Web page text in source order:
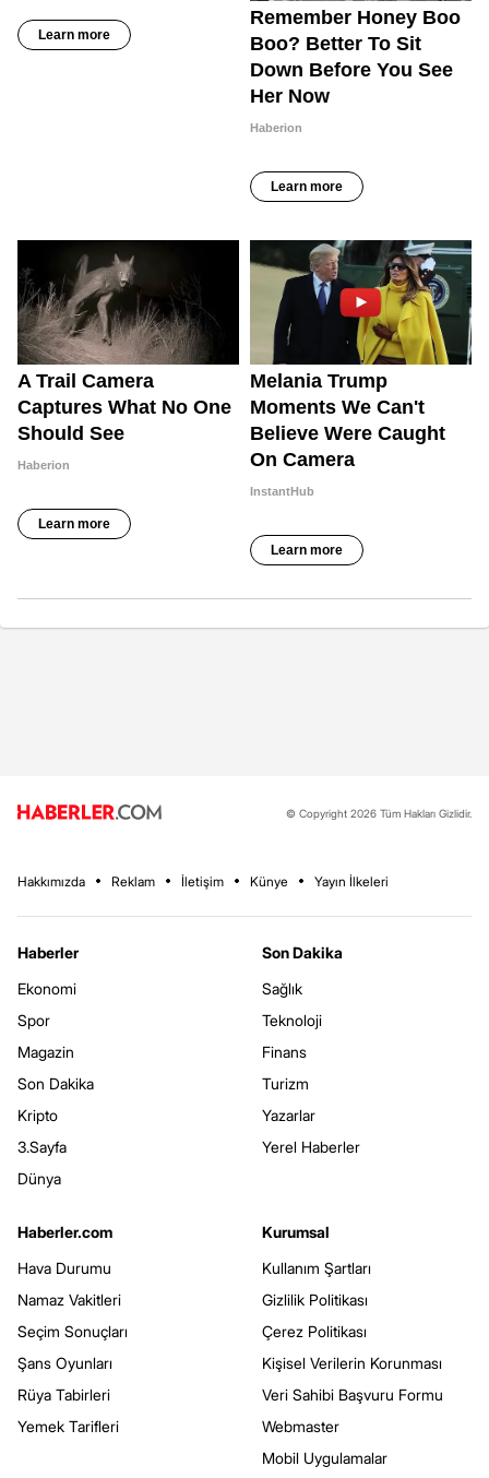
© Copyright 2026 Tüm Hakları Gizlidir.
Hakkımızda Reklam İletişim Künye Yayın İlkeleri
Haberler
Ekonomi
Spor
Magazin
Son Dakika
Kripto
3.Sayfa
Dünya
Son Dakika
Sağlık
Teknoloji
Finans
Turizm
Yazarlar
Yerel Haberler
Haberler.com
Hava Durumu
Namaz Vakitleri
Seçim Sonuçları
Şans Oyunları
Rüya Tabirleri
Yemek Tarifleri
Kurumsal
Kullanım Şartları
Gizlilik Politikası
Çerez Politikası
Kişisel Verilerin Korunması
Veri Sahibi Başvuru Formu
Webmaster
Mobil Uygulamalar